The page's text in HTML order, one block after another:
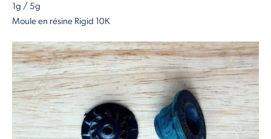
1g / 5g
Moule en résine Rigid 10K